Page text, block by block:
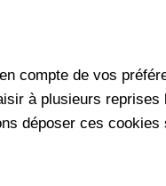
de vos
à plusieurs
déposer ces